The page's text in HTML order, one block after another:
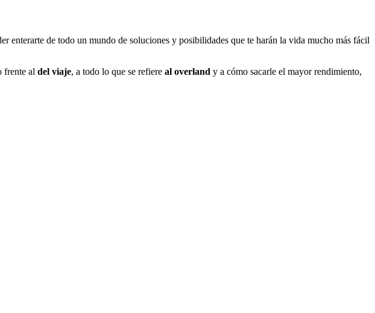
enterarte de todo un mundo de soluciones y posibilidades que te harán la vida mucho más fácil
frente al del viaje, a todo lo que se refiere al overland y a cómo sacarle el mayor rendimiento,